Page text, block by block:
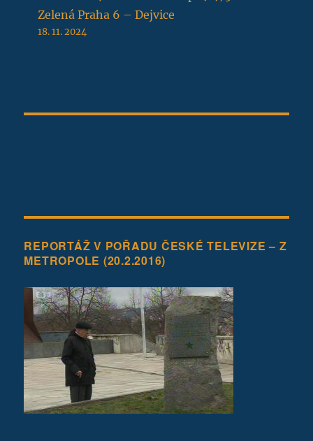
Zelená Praha 6 – Dejvice
18. 11. 2024
REPORTÁŽ V POŘADU ČESKÉ TELEVIZE – Z
METROPOLE (20.2.2016)